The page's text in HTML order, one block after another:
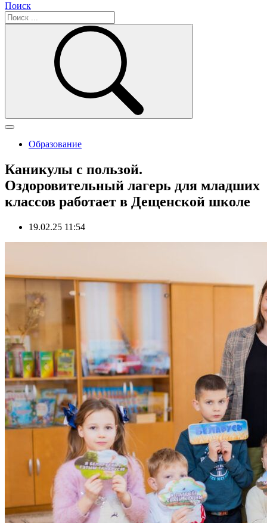
Поиск
Образование
Каникулы с пользой.
Оздоровительный лагерь для младших
классов работает в Дещенской школе
19.02.25 11:54